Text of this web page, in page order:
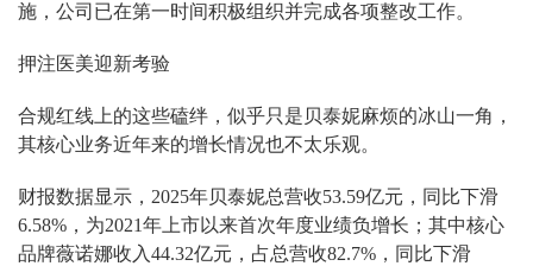
施，公司已在第一时间积极组织并完成各项整改工作。
押注医美迎新考验
合规红线上的这些磕绊，似乎只是贝泰妮麻烦的冰山一角，
其核心业务近年来的增长情况也不太乐观。
财报数据显示，2025年贝泰妮总营收53.59亿元，同比下滑
6.58%，为2021年上市以来首次年度业绩负增长；其中核心
品牌薇诺娜收入44.32亿元，占总营收82.7%，同比下滑